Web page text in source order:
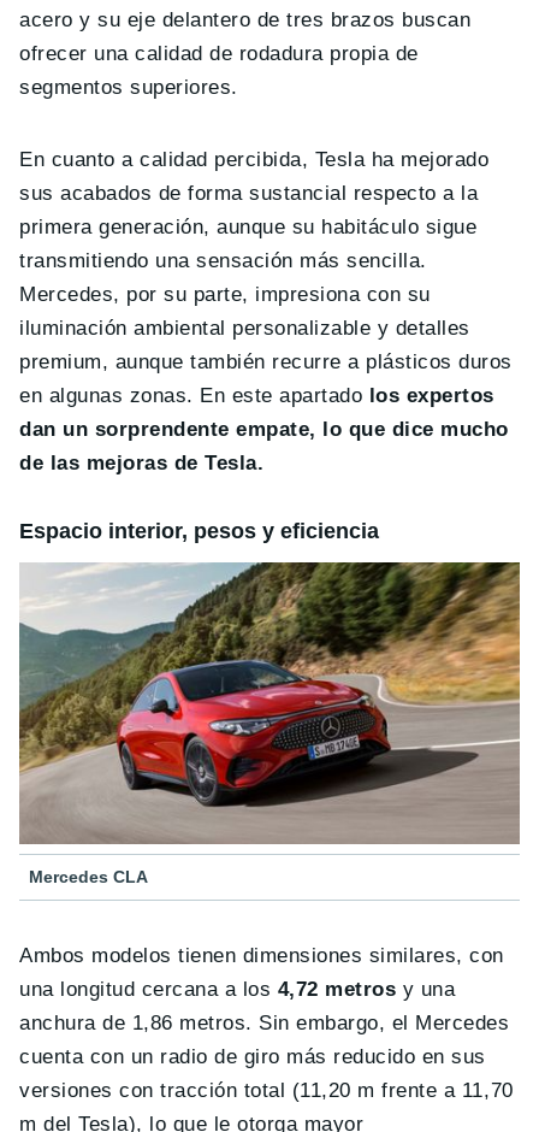
acero y su eje delantero de tres brazos buscan
ofrecer una calidad de rodadura propia de
segmentos superiores.
En cuanto a calidad percibida, Tesla ha mejorado
sus acabados de forma sustancial respecto a la
primera generación, aunque su habitáculo sigue
transmitiendo una sensación más sencilla.
Mercedes, por su parte, impresiona con su
iluminación ambiental personalizable y detalles
premium, aunque también recurre a plásticos duros
en algunas zonas. En este apartado los expertos
dan un sorprendente empate, lo que dice mucho
de las mejoras de Tesla.
Espacio interior, pesos y eficiencia
Mercedes CLA
Ambos modelos tienen dimensiones similares, con
una longitud cercana a los 4,72 metros y una
anchura de 1,86 metros. Sin embargo, el Mercedes
cuenta con un radio de giro más reducido en sus
versiones con tracción total (11,20 m frente a 11,70
m del Tesla), lo que le otorga mayor